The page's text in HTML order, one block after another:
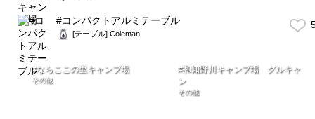
#コンパクトアルミテーブル
[テーブル] Coleman
#ならここの里キャンプ場
その他
#和知野川キャンプ場 グルキャ
ン
その他